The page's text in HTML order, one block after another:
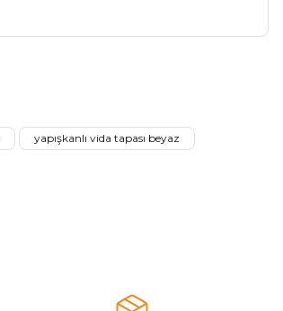
yapışkanlı vida tapası beyaz